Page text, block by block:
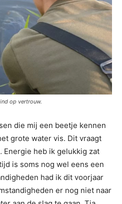
op vertrouw.
die mij een beetje kennen
grote water vis. Dit vraagt
heb ik gelukkig zat
is soms nog wel eens een
had ik dit voorjaar
er nog niet naar